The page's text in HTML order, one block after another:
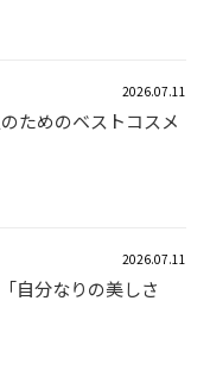
2026.07.11
ためのベストコスメ
2026.07.11
自分なりの美しさ